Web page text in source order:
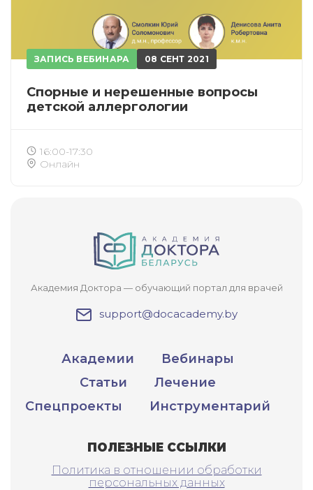
ЗАПИСЬ ВЕБИНАРА 08 СЕНТ 2021
Спорные и нерешенные вопросы
детской аллергологии
16:00-17:30
Онлайн
Академия Доктора — обучающий портал для врачей
support@docacademy.by
Академии
Вебинары
Статьи
Лечение
Спецпроекты
Инструментарий
ПОЛЕЗНЫЕ ССЫЛКИ
Политика в отношении обработки
персональных данных